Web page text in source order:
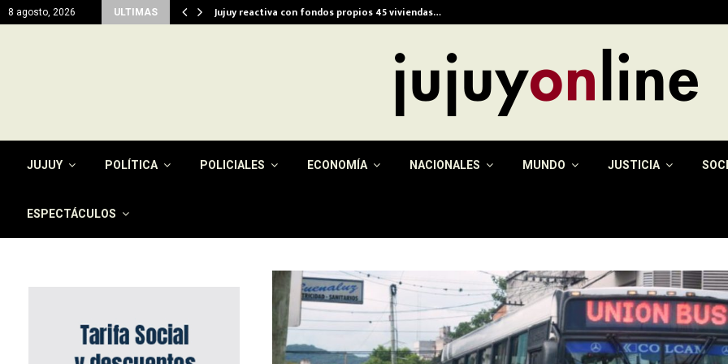
8 agosto, 2026 ULTIMAS Jujuy reactiva con fondos propios 45 viviendas…
JUJUY POLÍTICA POLICIALES ECONOMÍA NACIONALES MUNDO JUSTICIA
ESPECTÁCULOS